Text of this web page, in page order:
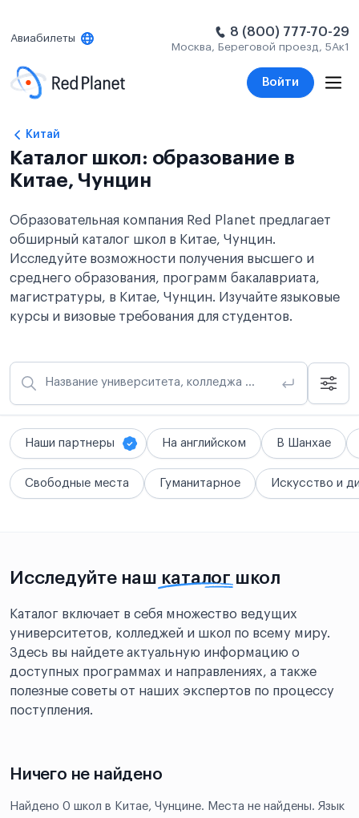
Авиабилеты 8 (800) 777-70-29
Москва, Береговой проезд, 5Ак1
Войти
Китай
Каталог школ: образование в
Китае, Чунцин
Образовательная компания Red Planet предлагает
обширный каталог школ в Китае, Чунцин.
Исследуйте возможности получения высшего и
среднего образования, программ бакалавриата,
магистратуры, в Китае, Чунцин. Изучайте языковые
курсы и визовые требования для студентов.
Название университета, колледжа или школы
Наши партнеры На английском В Шанхае
Свободные места Гуманитарное Искусство и
Исследуйте наш каталог школ
Каталог включает в себя множество ведущих
университетов, колледжей и школ по всему миру.
Здесь вы найдете актуальную информацию о
доступных программах и направлениях, а также
полезные советы от наших экспертов по процессу
поступления.
Ничего не найдено
Найдено 0 школ в Китае, Чунцине. Места не найдены. Язык